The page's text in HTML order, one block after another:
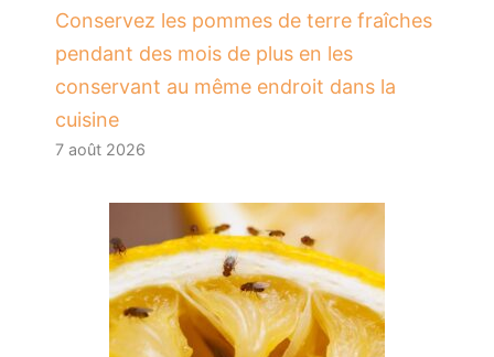
Conservez les pommes de terre fraîches
pendant des mois de plus en les
conservant au même endroit dans la
cuisine
7 août 2026